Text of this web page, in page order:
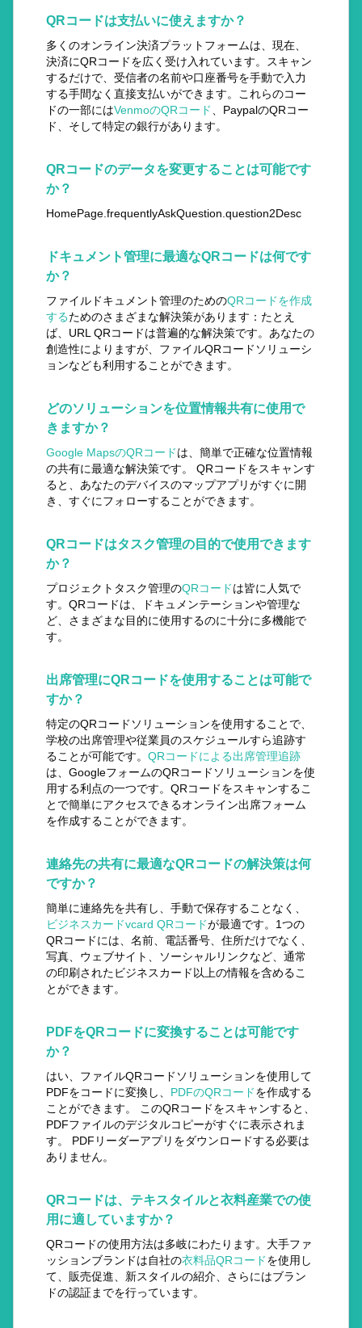
QRコードは支払いに使えますか？
多くのオンライン決済プラットフォームは、現在、
決済にQRコードを広く受け入れています。スキャン
するだけで、受信者の名前や口座番号を手動で入力
する手間なく直接支払いができます。これらのコー
ドの一部にはVenmoのQRコード
、PaypalのQRコー
ド、そして特定の銀行があります。
QRコードのデータを変更することは可能です
か？
HomePage.frequentlyAskQuestion.question2Desc
ドキュメント管理に最適なQRコードは何です
か？
ファイルドキュメント管理のためのQRコードを作成
するためのさまざまな解決策があります：たとえ
ば、URL QRコードは普遍的な解決策です。あなたの
創造性によりますが、ファイルQRコードソリューシ
ョンなども利用することができます。
どのソリューションを位置情報共有に使用で
きますか？
Google MapsのQRコードは、簡単で正確な位置情報
の共有に最適な解決策です。 QRコードをスキャンす
ると、あなたのデバイスのマップアプリがすぐに開
き、すぐにフォローすることができます。
QRコードはタスク管理の目的で使用できます
か？
プロジェクトタスク管理のQRコードは皆に人気で
す。QRコードは、ドキュメンテーションや管理な
ど、さまざまな目的に使用するのに十分に多機能で
す。
出席管理にQRコードを使用することは可能で
すか？
特定のQRコードソリューションを使用することで、
学校の出席管理や従業員のスケジュールすら追跡す
ることが可能です。 QRコードによる出席管理追跡
は、GoogleフォームのQRコードソリューションを使
用する利点の一つです。QRコードをスキャンするこ
とで簡単にアクセスできるオンライン出席フォーム
を作成することができます。
連絡先の共有に最適なQRコードの解決策は何
ですか？
簡単に連絡先を共有し、手動で保存することなく、
ビジネスカードvcard QRコードが最適です。1つの
QRコードには、名前、電話番号、住所だけでなく、
写真、ウェブサイト、ソーシャルリンクなど、通常
の印刷されたビジネスカード以上の情報を含めるこ
とができます。
PDFをQRコードに変換することは可能です
か？
はい、ファイルQRコードソリューションを使用して
PDFをコードに変換し、 PDFのQRコードを作成する
ことができます。 このQRコードをスキャンすると、
PDFファイルのデジタルコピーがすぐに表示されま
す。 PDFリーダーアプリをダウンロードする必要は
ありません。
QRコードは、テキスタイルと衣料産業での使
用に適していますか？
QRコードの使用方法は多岐にわたります。大手ファ
ッションブランドは自社の衣料品QRコードを使用し
て、販売促進、新スタイルの紹介、さらにはブラン
ドの認証までを行っています。